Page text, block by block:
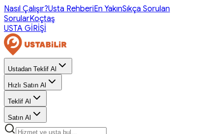
Nasıl Çalışır?Usta RehberiEn YakınSıkça Sorulan
SorularKoçtaş
USTA GİRİŞİ
Ustadan Teklif Al
Hızlı Satın Al
Teklif Al
Satın Al